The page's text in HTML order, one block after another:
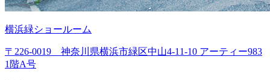
横浜緑ショールーム
〒226-0019 神奈川県横浜市緑区中山4-11-10 アーティー983
1階A号